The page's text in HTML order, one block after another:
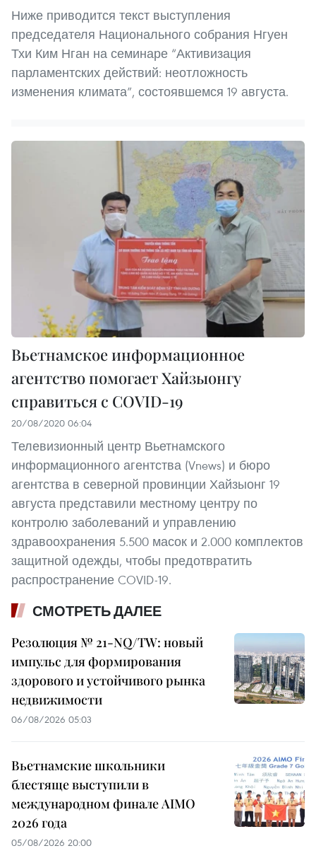
Ниже приводится текст выступления
председателя Национального собрания Нгуен
Тхи Ким Нган на семинаре “Активизация
парламентских действий: неотложность
изменения климата”, состоявшемся 19 августа.
Вьетнамское информационное
агентство помогает Хайзыонгу
справиться с COVID-19
20/08/2020 06:04
Телевизионный центр Вьетнамского
информационного агентства (Vnews) и бюро
агентства в северной провинции Хайзыонг 19
августа представили местному центру по
контролю заболеваний и управлению
здравоохранения 5.500 масок и 2.000 комплектов
защитной одежды, чтобы предотвратить
распространение COVID-19.
СМОТРЕТЬ ДАЛЕЕ
Резолюция № 21-NQ/TW: новый
импульс для формирования
здорового и устойчивого рынка
недвижимости
06/08/2026 05:03
Вьетнамские школьники
блестяще выступили в
международном финале AIMO
2026 года
05/08/2026 20:00